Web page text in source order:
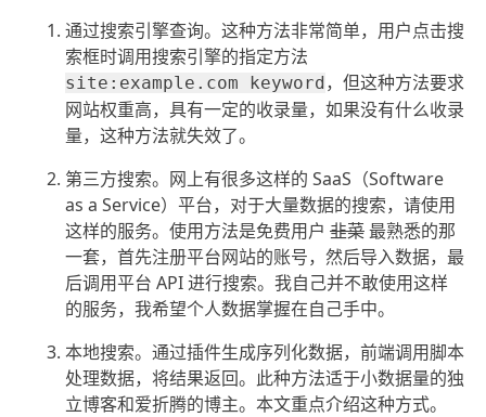
通过搜索引擎查询。这种方法非常简单，用户点击搜
索框时调用搜索引擎的指定方法
site:example.com keyword，但这种方法要求
网站权重高，具有一定的收录量，如果没有什么收录
量，这种方法就失效了。
第三方搜索。网上有很多这样的 SaaS（Software
as a Service）平台，对于大量数据的搜索，请使用
这样的服务。使用方法是免费用户 韭菜最熟悉的那
一套，首先注册平台网站的账号，然后导入数据，最
后调用平台 API 进行搜索。我自己并不敢使用这样
的服务，我希望个人数据掌握在自己手中。
本地搜索。通过插件生成序列化数据，前端调用脚本
处理数据，将结果返回。此种方法适于小数据量的独
立博客和爱折腾的博主。本文重点介绍这种方式。